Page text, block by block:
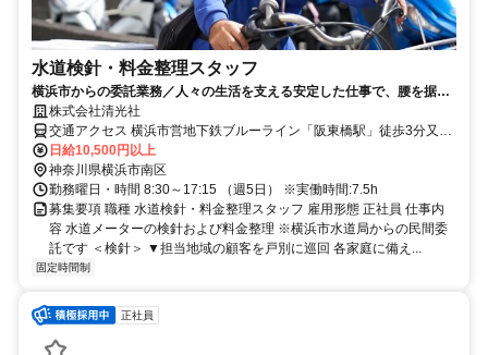
水道検針・料金整理スタッフ
横浜市からの委託業務／人々の生活を支える安定した仕事で、腰を据え
て長く活躍できます！
株式会社清光社
交通アクセス 横浜市営地下鉄ブルーライン「阪東橋駅」徒歩3分又は
京急本線「黄金町駅」徒歩8分
日給10,500円以上
神奈川県横浜市南区
勤務曜日・時間 8:30～17:15 （週5日） ※実働時間:7.5h
募集要項 職種 水道検針・料金整理スタッフ 雇用形態 正社員 仕事内
容 水道メーターの検針および料金整理 ※横浜市水道局からの民間委
託です ＜検針＞ ▼担当地域の顧客を戸別に巡回 各家庭に備え...
固定時間制
正社員